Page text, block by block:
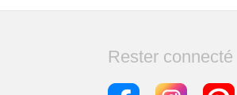
Rester connecté